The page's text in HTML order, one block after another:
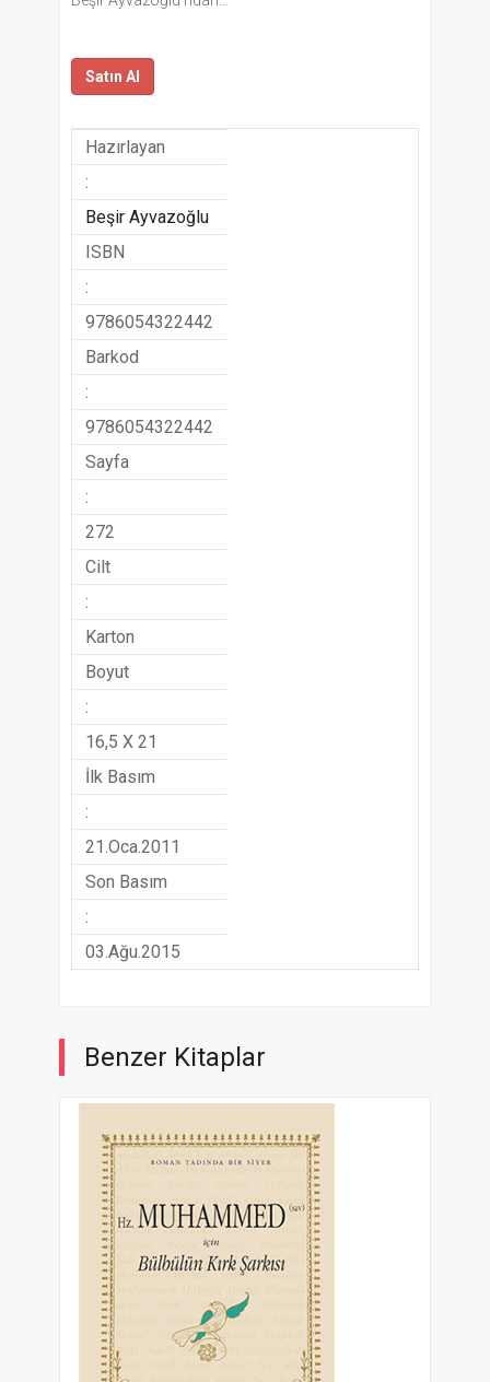
Satın Al
Hazırlayan
:
Beşir Ayvazoğlu
ISBN
:
9786054322442
Barkod
:
9786054322442
Sayfa
:
272
Cilt
:
Karton
Boyut
:
16,5 X 21
İlk Basım
:
21.Oca.2011
Son Basım
:
03.Ağu.2015
Benzer Kitaplar